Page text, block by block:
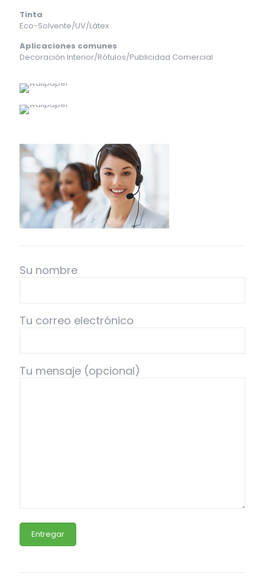
Tinta
Eco-Solvente/UV/Látex
Aplicaciones comunes
Decoración Interior/Rótulos/Publicidad Comercial
Su nombre
Tu correo electrónico
Tu mensaje (opcional)